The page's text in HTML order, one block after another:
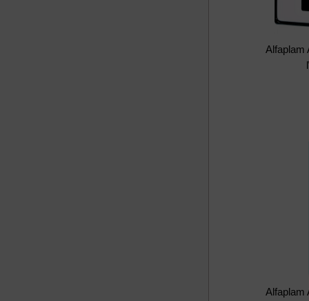
Alfaplam
Alfaplam